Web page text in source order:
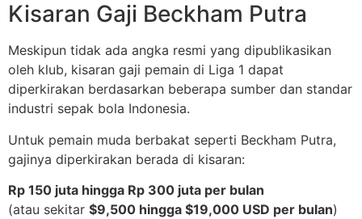
Kisaran Gaji Beckham Putra
Meskipun tidak ada angka resmi yang dipublikasikan
oleh klub, kisaran gaji pemain di Liga 1 dapat
diperkirakan berdasarkan beberapa sumber dan standar
industri sepak bola Indonesia.
Untuk pemain muda berbakat seperti Beckham Putra,
gajinya diperkirakan berada di kisaran:
Rp 150 juta hingga Rp 300 juta per bulan
(atau sekitar $9,500 hingga $19,000 USD per bulan)